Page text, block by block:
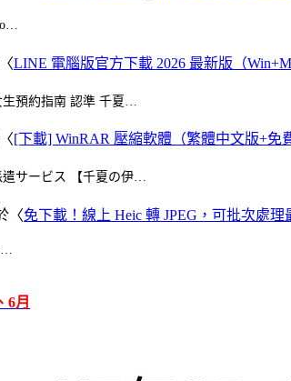
LINE 電腦版官方下載 2026 最新版（
預約指南 認準 千夏…
[下載] WinRAR 壓縮軟體（繁體中文版+免
遣サービス 【千夏の伊…
〈免下載！線上 Heic 轉 JPEG，可批次處理
6月